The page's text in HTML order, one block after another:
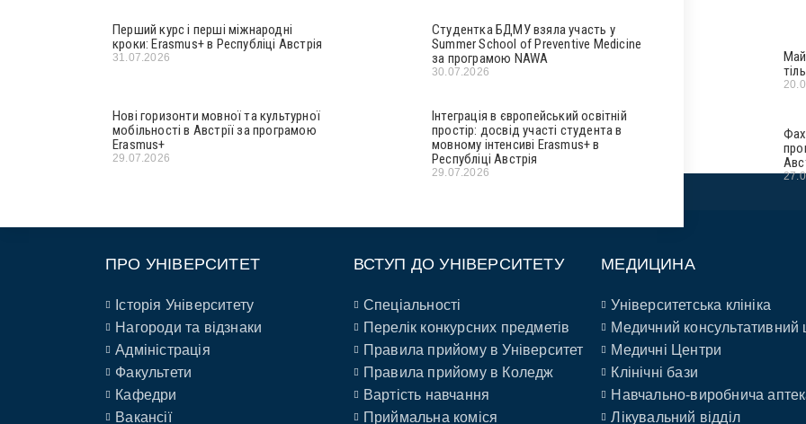
Перший курс і перші міжнародні
кроки: Erasmus+ в Республіці Австрія
31.07.2026
Студентка БДМУ взяла участь у
Summer School of Preventive Medicine
за програмою NAWA
30.07.2026
Нові горизонти мовної та культурної
мобільності в Австрії за програмою
Erasmus+
29.07.2026
Інтеграція в європейський освітній
простір: досвід участі студента в
мовному інтенсиві Erasmus+ в
Республіці Австрія
29.07.2026
ПРО УНІВЕРСИТЕТ
Історія Університету
Нагороди та відзнаки
Адміністрація
Факультети
Кафедри
Вакансії
ВСТУП ДО УНІВЕРСИТЕТУ
Спеціальності
Перелік конкурсних предметів
Правила прийому в Університет
Правила прийому в Коледж
Вартість навчання
Приймальна коміся
МЕДИЦИНА
Університетська клініка
Медичний консультативний
Медичні Центри
Клінічні бази
Навчально-виробнича
Лікувальний відділ